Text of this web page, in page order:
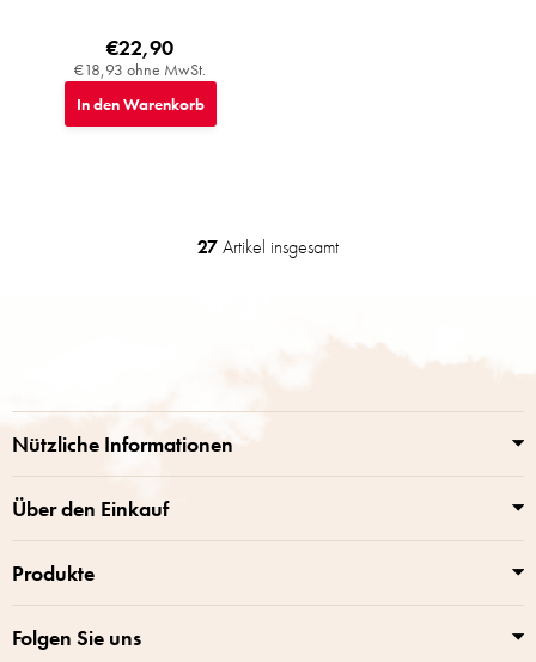
€18,93 ohne MwSt.
€22,90
In den Warenkorb
S
l
27Artikel insgesamt
Nützliche Informationen
Über den Einkauf
Produkte
Folgen Sie uns